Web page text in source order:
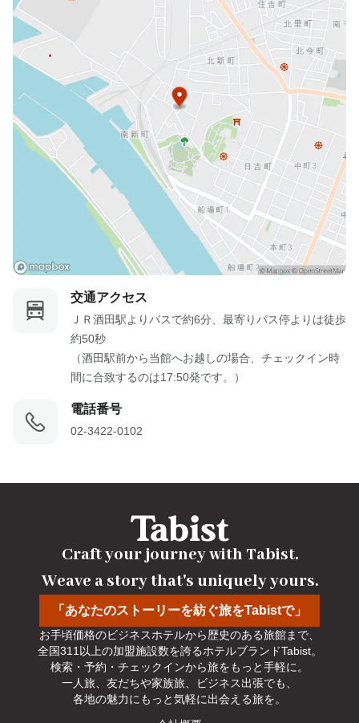
交通アクセス
ＪＲ酒田駅よりバスで約6分、最寄りバス停よりは徒歩
約50秒
（酒田駅前から当館へお越しの場合、チェックイン時
間に合致するのは17:50発です。）
電話番号
02-3422-0102
「あなたのストーリーを紡ぐ旅をTabistで」
Craft your journey with Tabist.
Weave a story that's uniquely yours.
お手頃価格のビジネスホテルから歴史のある旅館まで、
全国311以上の加盟施設数を誇るホテルブランドTabist。
検索・予約・チェックインから旅をもっと手軽に。
一人旅、友だちや家族旅、ビジネス出張でも、
各地の魅力にもっと気軽に出会える旅を。